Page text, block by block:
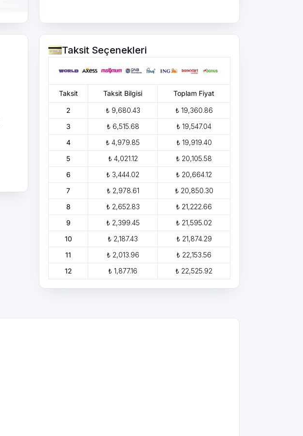
Taksit Seçenekleri
Taksit Taksit Bilgisi Toplam Fiyat
2 ₺ 9,680.43
₺ 19,360.86
3
₺ 6,515.68
₺ 19,547.04
4
₺ 4,979.85
₺ 19,919.40
5
₺ 4,021.12
₺ 20,105.58
6
₺ 3,444.02
₺ 20,664.12
7
₺ 2,978.61
₺ 20,850.30
8
₺ 2,652.83
₺ 21,222.66
9
₺ 2,399.45
₺ 21,595.02
10
₺ 2,187.43
₺ 21,874.29
11
₺ 2,013.96
₺ 22,153.56
12
₺ 1,877.16 ₺ 22,525.92